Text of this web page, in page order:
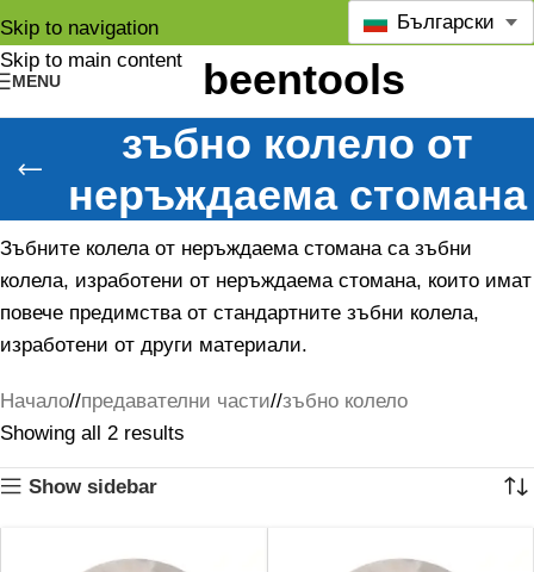
Skip to navigation
Skip to main content
MENU
Български
зъбно колело от
неръждаема стомана
Зъбните колела от неръждаема стомана са зъбни
колела, изработени от неръждаема стомана, които имат
повече предимства от стандартните зъбни колела,
изработени от други материали.
Начало/ предавателни части/ зъбно колело
Showing all 2 results
Show sidebar